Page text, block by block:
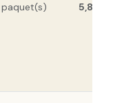
paquet(s)
5,89 €